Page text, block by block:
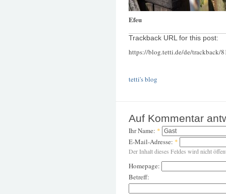
Efeu
Trackback URL for this post:
https://blog.tetti.de/de/trackback/
tetti's blog
Auf Kommentar
Ihr Name: *
E-Mail-Adresse: *
Der Inhalt dieses Feldes wird nicht
Homepage:
Betreff: